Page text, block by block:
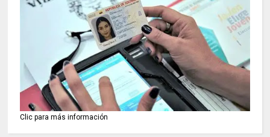
Clic para más información